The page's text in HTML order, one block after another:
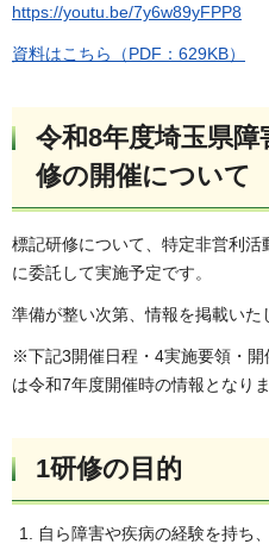
https://youtu.be/7y6w89yFPP8
資料はこちら（PDF：629KB）
令和8年度埼玉県
修の開催について
標記研修について、特定非営利
に委託して実施予定です。
準備が整い次第、情報を掲載いた
※下記3開催日程・4実施要領・
は令和7年度開催時の情報となりま
1研修の目的
自ら障害や疾病の経験を持ち